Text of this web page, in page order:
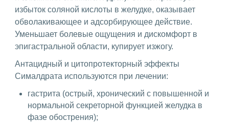
избыток соляной кислоты в желудке, оказывает
обволакивающее и адсорбирующее действие.
Уменьшает болевые ощущения и дискомфорт в
эпигастральной области, купирует изжогу.
Антацидный и цитопротекторный эффекты
Сималдрата используются при лечении:
гастрита (острый, хронический с повышенной и
нормальной секреторной функцией желудка в
фазе обострения);